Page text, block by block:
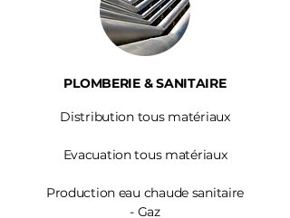
PLOMBERIE & SANITAIRE
Distribution tous matériaux
Evacuation tous matériaux
Production eau chaude sanitaire
- Gaz